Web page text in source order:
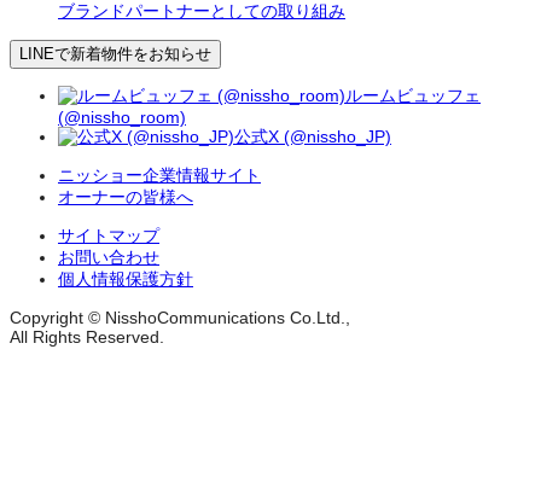
ブランドパートナーとしての取り組み
LINEで新着物件をお知らせ
ルームビュッフェ
(@nissho_room)
公式X (@nissho_JP)
ニッショー企業情報サイト
オーナーの皆様へ
サイトマップ
お問い合わせ
個人情報保護方針
Copyright © NisshoCommunications Co.Ltd.,
All Rights Reserved.